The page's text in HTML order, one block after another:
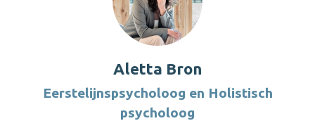
Aletta Bron
Eerstelijnspsycholoog en Holistisch
psycholoog